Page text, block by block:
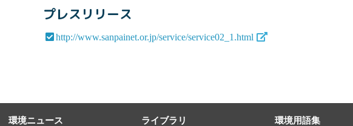
プレスリリース
http://www.sanpainet.or.jp/service/service02_1.html
環境ニュース ライブラリ 環境用語集